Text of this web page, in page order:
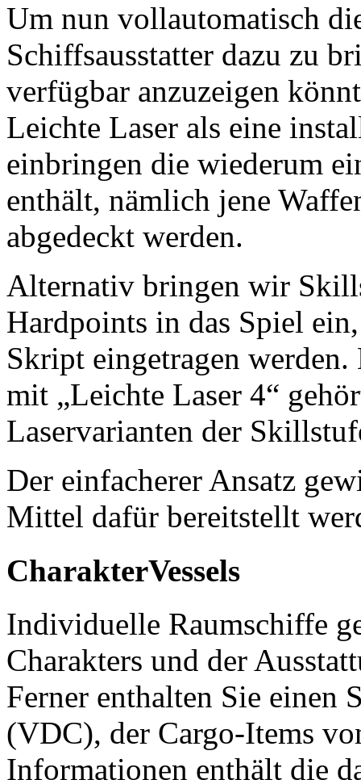
Um nun vollautomatisch
Schiffsausstatter dazu zu
verfügbar anzuzeigen
Leichte Laser als eine
einbringen die wiederum
enthält, nämlich jene
abgedeckt werden.
Alternativ bringen wir
Hardpoints in das Spiel
Skript eingetragen
mit „Leichte Laser 4“
Laservarianten der
Der einfacherer Ansatz
Mittel dafür bereitstellt
CharakterVessels
Individuelle Raumschiffe
Charakters und der
Ferner enthalten Sie einen
(VDC), der Cargo-Items
Informationen enthält die